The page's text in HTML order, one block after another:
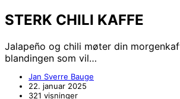
STERK CHILI KAFFE
Jalapeño og chili møter din
blandingen som vil…
Jan Sverre Bauge
22. januar 2025
321 visninger